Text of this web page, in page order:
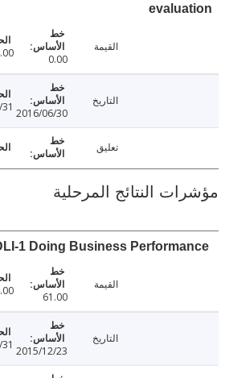
4.00
2016/06/30
2021/12/31
النتائج المرحلية
DLI-1 Doing Business
74.00
2015/12/23
2021/12/31